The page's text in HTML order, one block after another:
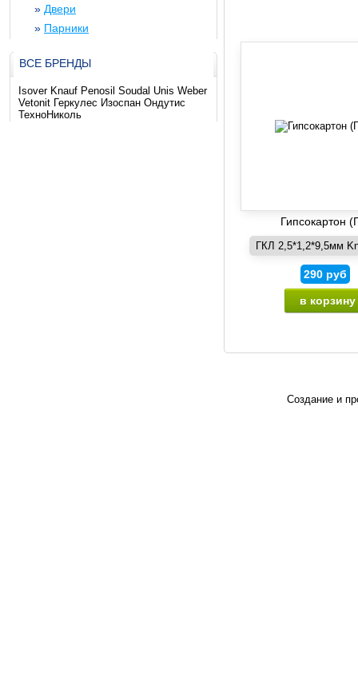
Гипсокартон
290 руб
» Двери
» Парники
ВСЕ БРЕНДЫ
Isover Knauf Penosil Soudal Unis Weber
Vetonit Геркулес Изоспан Ондутис
ТехноНиколь
Создание и